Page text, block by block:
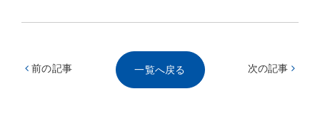
一覧へ戻る
前の記事 次の記事